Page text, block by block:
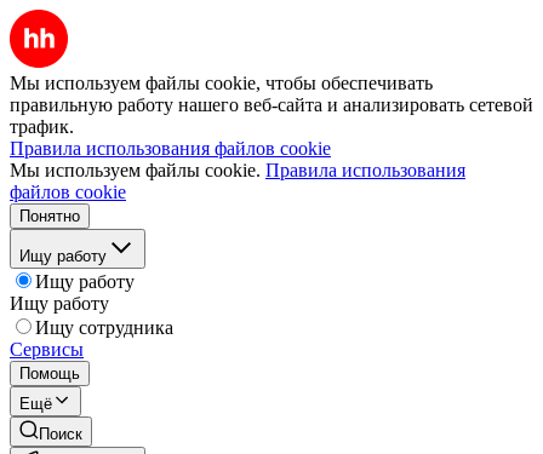
Мы используем файлы cookie, чтобы обеспечивать
правильную работу нашего веб-сайта и анализировать сетевой
трафик.
Правила использования файлов cookie
Мы используем файлы cookie. Правила использования
файлов cookie
Понятно
Ищу работу
Ищу работу
Ищу работу
Ищу сотрудника
Сервисы
Помощь
Ещё
Поиск